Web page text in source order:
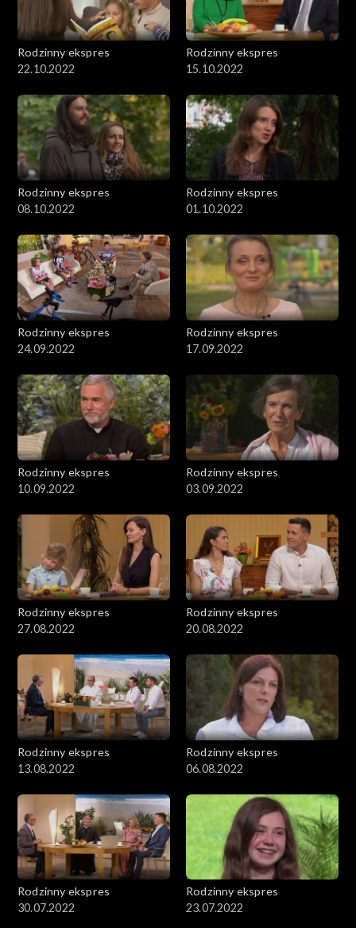
Rodzinny ekspres
22.10.2022
Rodzinny ekspres
15.10.2022
Rodzinny ekspres
08.10.2022
Rodzinny ekspres
01.10.2022
Rodzinny ekspres
24.09.2022
Rodzinny ekspres
17.09.2022
Rodzinny ekspres
10.09.2022
Rodzinny ekspres
03.09.2022
Rodzinny ekspres
27.08.2022
Rodzinny ekspres
20.08.2022
Rodzinny ekspres
13.08.2022
Rodzinny ekspres
06.08.2022
Rodzinny ekspres
30.07.2022
Rodzinny ekspres
23.07.2022